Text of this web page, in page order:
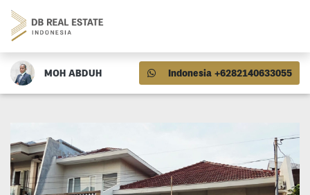
MOH ABDUH Indonesia +6282140633055